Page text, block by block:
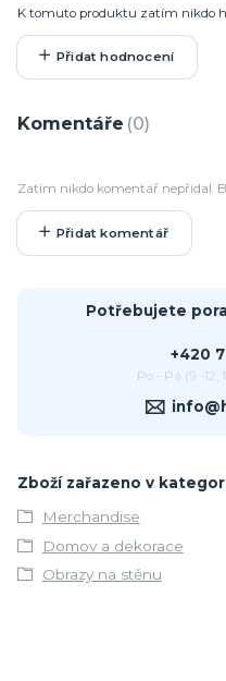
K tomuto produktu zatím nikdo
Přidat hodnocení
Komentáře 0
Zatím nikdo komentář nepřidal.
Přidat komentář
Potřebujete
+420
Po - Pá (9 -12,
Zboží zařazeno v
Merchandise
Domov a dekorace
Obrazy na stěnu